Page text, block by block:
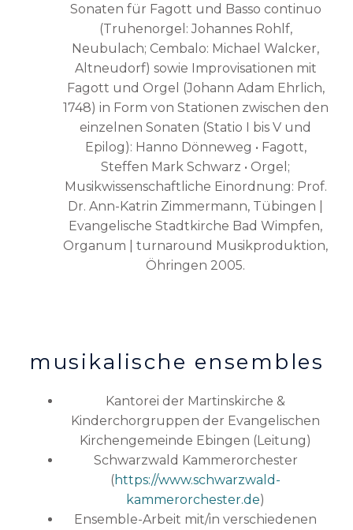
Sonaten für Fagott und Basso continuo
(Truhenorgel: Johannes Rohlf,
Neubulach; Cembalo: Michael Walcker,
Altneudorf) sowie Improvisationen mit
Fagott und Orgel (Johann Adam Ehrlich,
1748) in Form von Stationen zwischen den
einzelnen Sonaten (Statio I bis V und
Epilog): Hanno Dönneweg • Fagott,
Steffen Mark Schwarz • Orgel;
Musikwissenschaftliche Einordnung: Prof.
Dr. Ann-Katrin Zimmermann, Tübingen |
Evangelische Stadtkirche Bad Wimpfen,
Organum | turnaround Musikproduktion,
Öhringen 2005.
musikalische ensembles
Kantorei der Martinskirche &
Kinderchorgruppen der Evangelischen
Kirchengemeinde Ebingen (Leitung)
Schwarzwald Kammerorchester
(https://www.schwarzwald-
kammerorchester.de)
Ensemble-Arbeit mit/in verschiedenen